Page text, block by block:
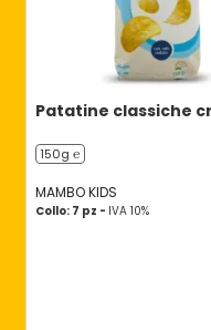
Patatine classiche
150g ℮
MAMBO KIDS
Collo: 7 pz - IVA 10%